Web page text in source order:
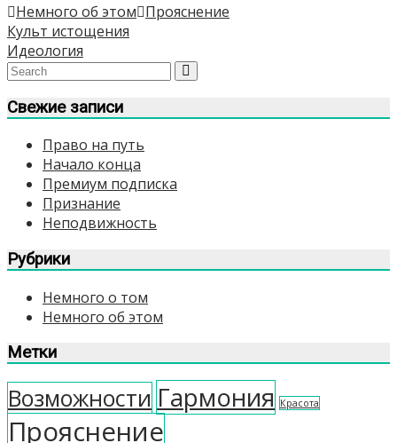
Немного об этом Прояснение
Навигация
по
записям
Культ истощения
Идеология
Свежие записи
Право на путь
Начало конца
Премиум подписка
Признание
Неподвижность
Рубрики
Немного о том
Немного об этом
Метки
Возможности Гармония Красота
Прояснение